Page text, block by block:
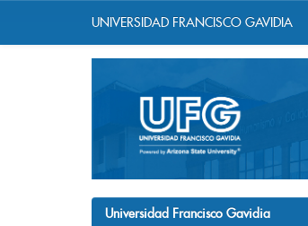
UNIVERSIDAD FRANCISCO GAVIDIA
Universidad Francisco Gavidia